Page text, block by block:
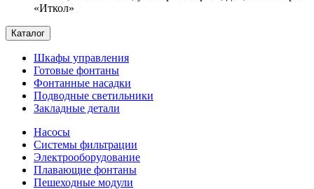
«Иткол»
Каталог
Шкафы управления
Готовые фонтаны
Фонтанные насадки
Подводные светильники
Закладные детали
Насосы
Системы фильтрации
Электрооборудование
Плавающие фонтаны
Пешеходные модули